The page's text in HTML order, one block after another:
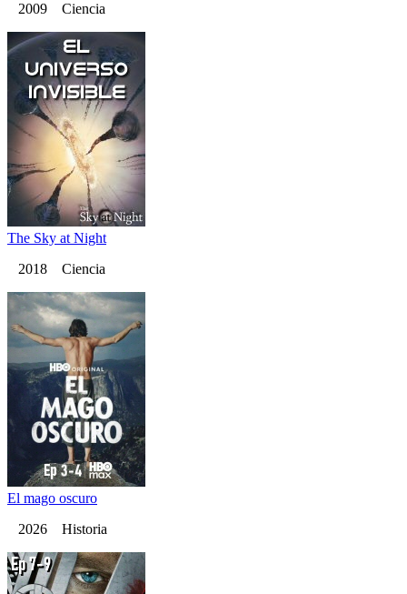
2009 Ciencia
The Sky at Night
2018 Ciencia
El mago oscuro
2026 Historia